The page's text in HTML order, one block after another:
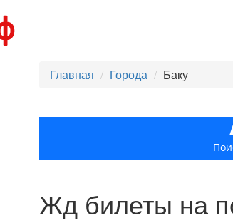
Главная Города Баку
Жд билеты на